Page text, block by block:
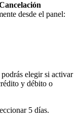
desde el panel:
elegir si activar
y débito o
5 días.